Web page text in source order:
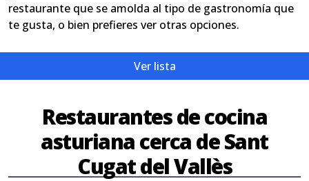
restaurante que se amolda al tipo de gastronomía que
te gusta, o bien prefieres ver otras opciones.
Ver lista
Restaurantes de cocina
asturiana cerca de Sant
Cugat del Vallès